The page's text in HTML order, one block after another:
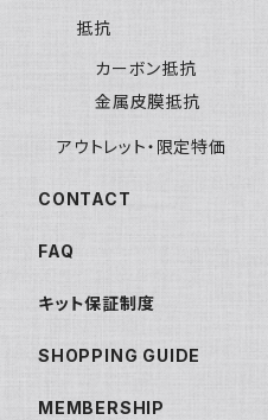
抵抗
カーボン抵抗
金属皮膜抵抗
アウトレット・限定特価
CONTACT
FAQ
キット保証制度
SHOPPING GUIDE
MEMBERSHIP